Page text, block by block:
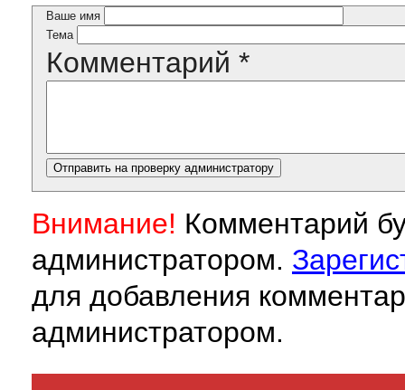
Ваше имя
Тема
Комментарий *
Внимание! Комментарий
администратором.
для добавления
администратором.